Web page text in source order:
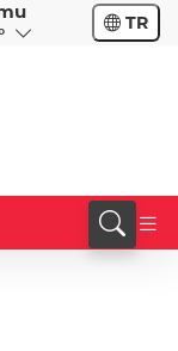
CHF
58,6766
TR